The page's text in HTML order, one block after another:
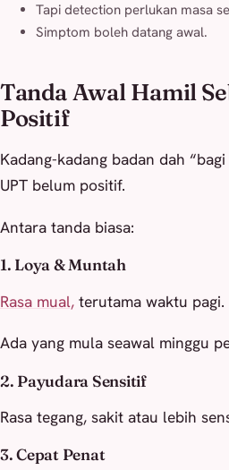
Tapi detection perlukan masa
Simptom boleh datang awal.
Tanda Awal Hamil
Positif
Kadang-kadang badan dah
UPT belum positif.
Antara tanda biasa:
1. Loya & Muntah
Rasa mual, terutama waktu pagi.
Ada yang mula seawal minggu
2. Payudara Sensitif
Rasa tegang, sakit atau lebih
3. Cepat Penat